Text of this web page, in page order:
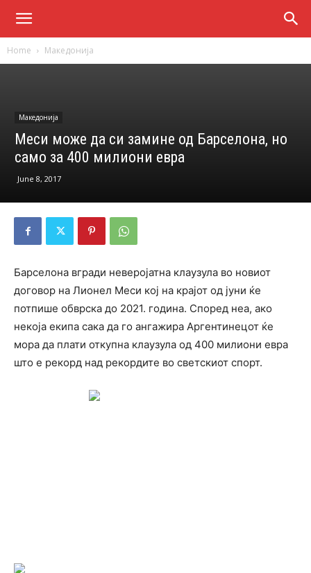
Home Македонија
Македонија
Меси може да си замине од Барселона, но
само за 400 милиони евра
June 8, 2017
Барселона вгради неверојатна клаузула во новиот
договор на Лионел Меси кој на крајот од јуни ќе
потпише обврска до 2021. година. Според неа, ако
некоја екипа сака да го ангажира Аргентинецот ќе
мора да плати откупна клаузула од 400 милиони евра
што е рекорд над рекордите во светскиот спорт.